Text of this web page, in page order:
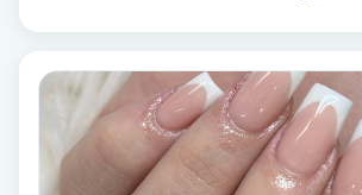
Thaimassage
Toning